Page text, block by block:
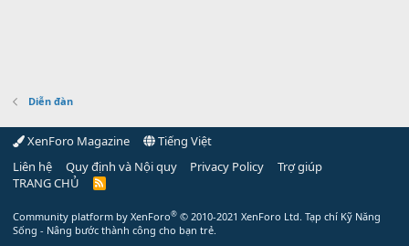
Diễn đàn
XenForo Magazine
Tiếng Việt
Liên hệ
Quy định và Nội quy Privacy Policy
Trợ giúp
TRANG CHỦ
R
Community platform by XenForo® © 2010-2021 XenForo Ltd. Tạp chí Kỹ Năng
Sống - Nâng bước thành công cho bạn trẻ.